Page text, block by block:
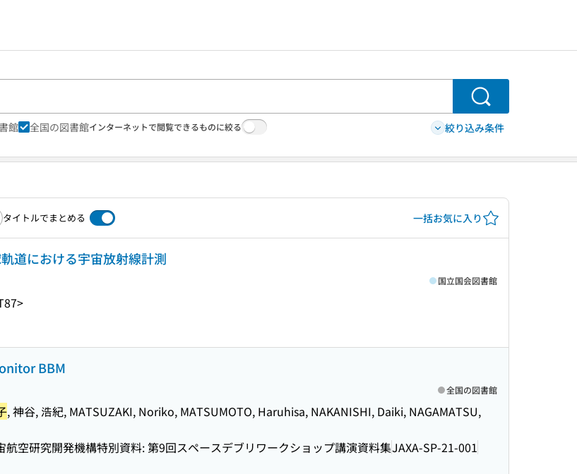
検索
館 全国の図書館インターネットで閲覧できるものに絞る 絞り込み条件
タイトルでまとめる 一括お気に入り
道における宇宙放射線計測
国立国会図書館
BBM
, 神谷, 浩紀, MATSUZAKI, Noriko, MATSUMOTO, Haruhisa, NAKANISHI, Daiki, NAGAMATSU,
航空研究開発機構特別資料: 第9回スペースデブリワークショップ講演資料集JAXA-SP-21-001
全国の図書館